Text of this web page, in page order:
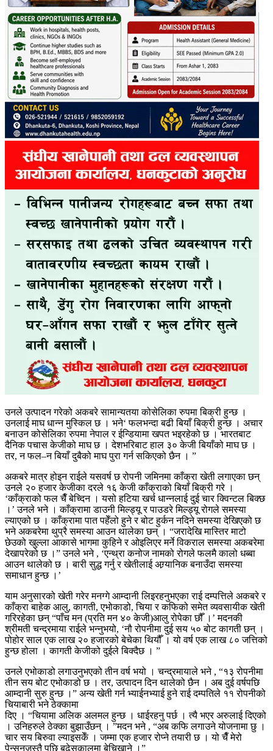
उनले उत्पादन गरेको अकबरे सामान्यतया कोसेलिका रुपमा बिक्री हुन्छ ।
उनलाई माघ धान्न मुस्किल छ । भने‘ फलभन्दा बढी बियाँ बिक्री हुन्छ । अचार
बनाउन कोसेलिका रुपमा नेपाल र ईन्डियामा खपत भइरहेको छ । भारतबाट
दैनिक पचास केजीको माघ छ । देशभरिबाट हाल ३० केजी बियाँको माघ छ ।
तर, न फल–न बियाँ दुबैको माघ पुरा गर्न सकिएको छैन । ”
अकबरे मात्र होइन राईले यसवर्ष छ रोपनी जमिनमा काँक्रा खेती लगाएका छन्
उनले २० हजार केजीका दरले १६ केजी काँक्राको बियाँ बिक्री गरे ।
‘काँक्राको फल चैँ बेच्दिन । यसो हटिया खर्च धान्नलाई दुई चार क्विन्टल बिक्छ
।’ उनले भने । काँक्रामा डाउनी मिल्ड्यू र पाउडरे मिल्ड्यू रोगले समस्या
ल्याएको छ । काँक्रामा पात पहेँलो हुने र बोट हुर्कन नदिने समस्या देखिएको छ
भने अकबरेमा थुप्रै समस्या आउन थालेका छन् । “जरादेखि मास्तिर माटो
छेउको खुल्ला आकासे भागमा कुहिने र ओइलिएर मर्ने विकराल समस्या अकबरेमा
देखापरेको छ ।” उनले भने , ‘एन्थ्रा कनोज नामको रोगले फलमै कालो धब्बा
आउन थालेको छ । बारी सुद्ध गर्नु र खेतीलाई अग्र्यानिक बनाउँदा समस्या
समाधान हुन्छ ।’
याम अनुसारको खेती गरेर मनग्गे आम्दानी लिइरहनुभएका राई दम्पत्तिले अकबरे र
काँक्रा बाहेक आलु, कागती, एभोकाडो, चिया र कफिको समेत व्यवसायीक खेती
गरिरहेका छन् “पाँच मन (प्रति मन ४० केजी)आलु रोपेका छौँ ।’ मदनकी
श्रीमती चन्द्रमाया राईले भन्नुभयो, ‘नौ रोपनीमा दुई सय ५० बोट कागती छन् ।
पोहोर साल एक लाख २० हजारको बेचेका थियौँ । यो वर्ष एक लाख ८० जत्तिको
हुन्छ होला । कागती केजीको दुईले बिक्दैछ । ”
उनले एभोकाडो लगाउनुभएको तीन वर्ष भयो । चन्द्रमायाले भने , “१३ रोपनीमा
तीन सय बोट एभोकाडो छ । तर, उत्पादन दिन थालेको छैन । अब दुई वर्षपछि
आम्दानी सुरु हुन्छ ।” अन्य खेती गर्न भ्याईनभ्याई हुने राई दम्पतिले ११ रोपनीको
चियाबारी भने ठेक्कामा
दिए । “चियामा अलिक अलमल हुन्छ । धाईरहनु पर्छ । त्यै भएर अरुलाई दिएको
। उनिहरुले ठेक्का बुझाउँछन् । ”मदन भने , “अब कफि लगाउने योजनामा छु ।
चार सय बिरुवा ल्याइसकेँ । जम्मा एक हजार रोप्ने तयारी छ । यो चैँ मेरो
पेन्सनजस्तै पछि बुढेसकालमा बेचिखाने ।”